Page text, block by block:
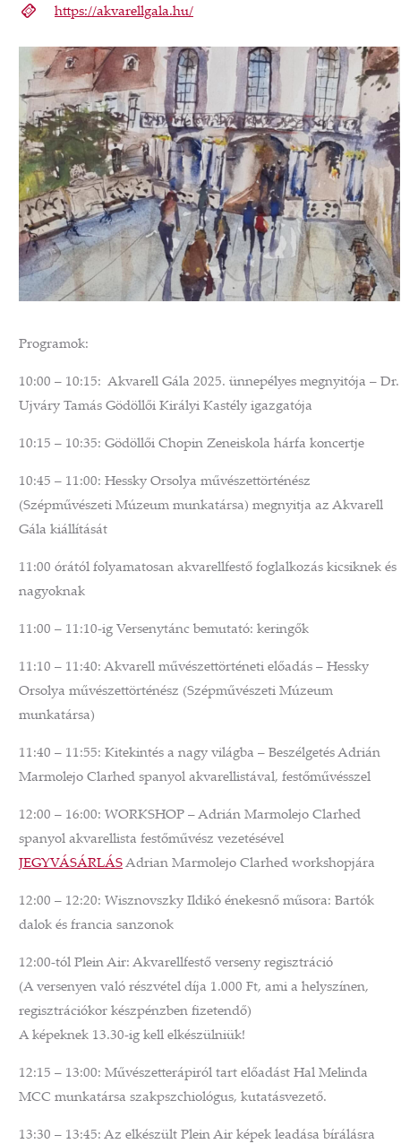
https://akvarellgala.hu/
Programok:
10:00 – 10:15: Akvarell Gála 2025. ünnepélyes megnyitója – Dr.
Ujváry Tamás Gödöllői Királyi Kastély igazgatója
10:15 – 10:35: Gödöllői Chopin Zeneiskola hárfa koncertje
10:45 – 11:00: Hessky Orsolya művészettörténész
(Szépművészeti Múzeum munkatársa) megnyitja az Akvarell
Gála kiállítását
11:00 órától folyamatosan akvarellfestő foglalkozás kicsiknek és
nagyoknak
11:00 – 11:10-ig Versenytánc bemutató: keringők
11:10 – 11:40: Akvarell művészettörténeti előadás – Hessky
Orsolya művészettörténész (Szépművészeti Múzeum
munkatársa)
11:40 – 11:55: Kitekintés a nagy világba – Beszélgetés Adrián
Marmolejo Clarhed spanyol akvarellistával, festőművésszel
12:00 – 16:00: WORKSHOP – Adrián Marmolejo Clarhed
spanyol akvarellista festőművész vezetésével
JEGYVÁSÁRLÁS Adrian Marmolejo Clarhed workshopjára
12:00 – 12:20: Wisznovszky Ildikó énekesnő műsora: Bartók
dalok és francia sanzonok
12:00-tól Plein Air: Akvarellfestő verseny regisztráció
(A versenyen való részvétel díja 1.000 Ft, ami a helyszínen,
regisztrációkor készpénzben fizetendő)
A képeknek 13.30-ig kell elkészülniük!
12:15 – 13:00: Művészetterápiról tart előadást Hal Melinda
MCC munkatársa szakpszchiológus, kutatásvezető.
13:30 – 13:45: Az elkészült Plein Air képek leadása bírálásra